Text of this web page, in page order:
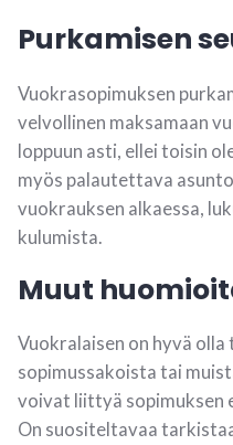
Purkamisen
Vuokrasopimuksen
velvollinen maksamaan
loppuun asti, ellei toisin
myös palautettava
vuokrauksen alkaessa,
kulumista.
Muut
Vuokralaisen on hyvä
sopimussakoista tai
voivat liittyä sopimuksen
On suositeltavaa